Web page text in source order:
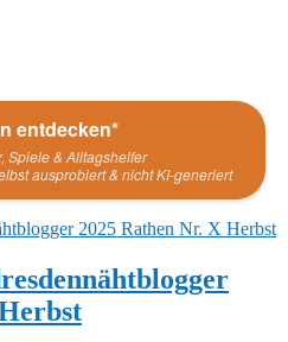
entdecken*
Spiele & Alltagshelfer
ausprobiert & nicht KI-generiert